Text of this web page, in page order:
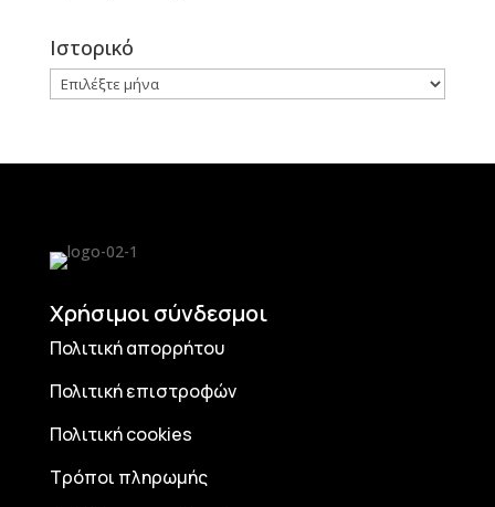
Ιστορικό
Ιστορικό
Χρήσιμοι σύνδεσμοι
Πολιτική απορρήτου
Πολιτική επιστροφών
Πολιτική cookies
Τρόποι πληρωμής